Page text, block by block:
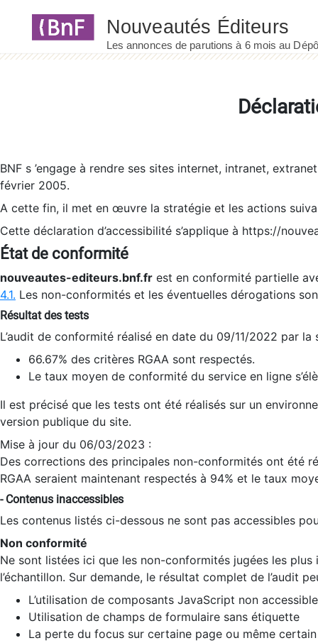
BNF s ’engage à rendre ses sites internet, intranet,
février 2005.
A cette fin, il met en œuvre la stratégie et les actions
Cette déclaration d’accessibilité s’applique à https://
État de conformité
nouveautes-editeurs.bnf.fr est en conformité partielle
4.1. Les non-conformités et les éventuelles dérogations
Résultat des tests
L’audit de conformité réalisé en date du 09/11/2022 par
66.67% des critères RGAA sont respectés.
Le taux moyen de conformité du service en ligne
Il est précisé que les tests ont été réalisés sur un
version publique du site.
Mise à jour du 06/03/2023 :
Des corrections des principales non-conformités ont été
RGAA seraient maintenant respectés à 94% et le taux
- Contenus inaccessibles
Les contenus listés ci-dessous ne sont pas accessibles
Non conformité
Ne sont listées ici que les non-conformités jugées les
l’échantillon. Sur demande, le résultat complet de l’audit
L’utilisation de composants JavaScript non
Utilisation de champs de formulaire sans étiquette
La perte du focus sur certaine page ou même